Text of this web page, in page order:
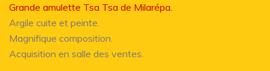
Grande amulette Tsa Tsa de Milarépa.
Argile cuite et peinte.
Magnifique composition.
Acquisition en salle des ventes.